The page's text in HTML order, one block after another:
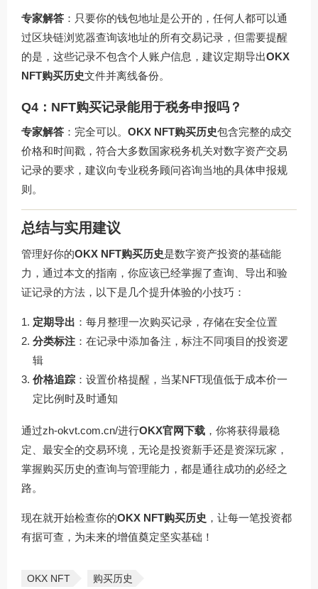
专家解答 ：只要你的钱包地址是公开的，任何人都可以通
过区块链浏览器查询该地址的所有交易记录，但需要提醒
的是，这些记录不包含个人账户信息，建议定期导出OKX
NFT购买历史文件并离线备份。
Q4：NFT购买记录能用于税务申报吗？
专家解答 ：完全可以。 OKX NFT购买历史包含完整的成交
价格和时间戳，符合大多数国家税务机关对数字资产交易
记录的要求，建议向专业税务顾问咨询当地的具体申报规
则。
总结与实用建议
管理好你的OKX NFT购买历史是数字资产投资的基础能
力，通过本文的指南，你应该已经掌握了查询、导出和验
证记录的方法，以下是几个提升体验的小技巧：
定期导出 ：每月整理一次购买记录，存储在安全位置
分类标注 ：在记录中添加备注，标注不同项目的投资逻
辑
价格追踪 ：设置价格提醒，当某NFT现值低于成本价一
定比例时及时通知
通过zh-okvt.com.cn/进行OKX官网下载 ，你将获得最稳
定、最安全的交易环境，无论是投资新手还是资深玩家，
掌握购买历史的查询与管理能力，都是通往成功的必经之
路。
现在就开始检查你的OKX NFT购买历史 ，让每一笔投资都
有据可查，为未来的增值奠定坚实基础！
OKX NFT 购买历史